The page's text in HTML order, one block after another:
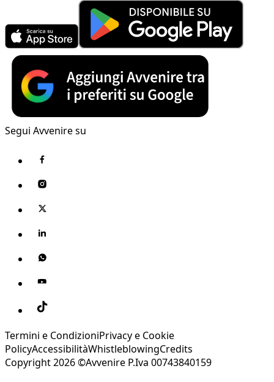
Segui Avvenire su
Termini e CondizioniPrivacy e Cookie
PolicyAccessibilitàWhistleblowingCredits
Copyright 2026 ©Avvenire P.Iva 00743840159